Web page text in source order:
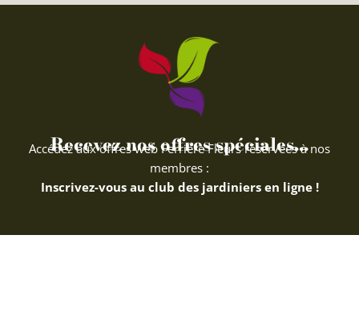
Recevez nos offres spéciales...
Accédez aux offres web Ferriere Fleurs réservées à nos
membres :
Inscrivez-vous au club des jardiniers en ligne !